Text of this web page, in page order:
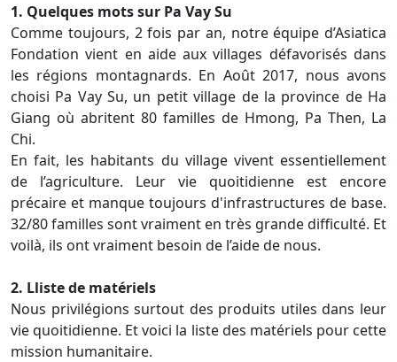
1. Quelques mots sur Pa Vay Su
Comme toujours, 2 fois par an, notre équipe d’Asiatica
Fondation vient en aide aux villages défavorisés dans
les régions montagnards. En Août 2017, nous avons
choisi Pa Vay Su, un petit village de la province de Ha
Giang où abritent 80 familles de Hmong, Pa Then, La
Chi.
En fait, les habitants du village vivent essentiellement
de l’agriculture. Leur vie quoitidienne est encore
précaire et manque toujours d'infrastructures de base.
32/80 familles sont vraiment en très grande difficulté. Et
voilà, ils ont vraiment besoin de l’aide de nous.
2. Lliste de matériels
Nous privilégions surtout des produits utiles dans leur
vie quoitidienne. Et voici la liste des matériels pour cette
mission humanitaire.